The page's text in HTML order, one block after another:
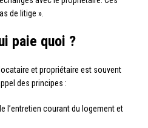
de litige ».
paie quoi ?
et propriétaire est souvent
des principes :
l’entretien courant du logement et